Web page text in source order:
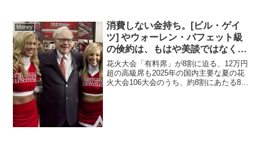
Money
消費しない金持ち。[ビル・ゲイ
ツ] やウォーレン・バフェット級
の倹約は、もはや美談ではなくて
害悪
花火大会「有料席」が8割に迫る、12万円
超の高級席も2025年の国内主要な夏の花
火大会106大会のうち、約8割にあたる83